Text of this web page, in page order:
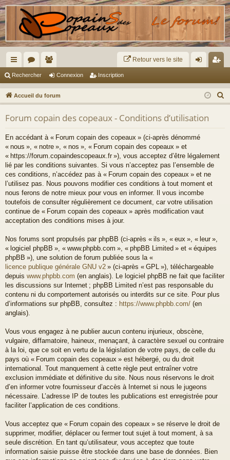
ac
co
ur
ci
s
or
u
m
s
m
br
es
Retour vers le site
ne
xi
on
cri
pti
Rechercher Connexion Inscription
Accueil du forum
e
Forum copain des copeaux - Conditions d’utilisation
En accédant à « Forum copain des copeaux » (ci-après dénommé
« nous », « notre », « nos », « Forum copain des copeaux » et
« https://forum.copaindescopeaux.fr »), vous acceptez d’être légalement
lié par les conditions suivantes. Si vous n’acceptez pas l’ensemble de
ces conditions, n’accédez pas à « Forum copain des copeaux » et ne
l’utilisez pas. Nous pouvons modifier ces conditions à tout moment et
nous ferons de notre mieux pour vous en informer. Il vous incombe
toutefois de consulter régulièrement ce document, car votre utilisation
continue de « Forum copain des copeaux » après modification vaut
acceptation des conditions mises à jour.
Nos forums sont propulsés par phpBB (ci-après « ils », « eux », « leur »,
« logiciel phpBB », « www.phpbb.com », « phpBB Limited » et « équipes
phpBB »), une solution de forum publiée sous la «
licence publique générale GNU v2 » (ci-après « GPL »), téléchargeable
depuis www.phpbb.com (en anglais). Le logiciel phpBB ne fait que faciliter
les discussions sur Internet ; phpBB Limited n’est pas responsable du
contenu ni du comportement autorisés ou interdits sur ce site. Pour plus
d’informations sur phpBB, consultez : https://www.phpbb.com/ (en
anglais).
Vous vous engagez à ne publier aucun contenu injurieux, obscène,
vulgaire, diffamatoire, haineux, menaçant, à caractère sexuel ou contraire
à la loi, que ce soit en vertu de la législation de votre pays, de celle du
pays où « Forum copain des copeaux » est hébergé, ou du droit
international. Tout manquement à cette règle peut entraîner votre
exclusion immédiate et définitive du site. Nous nous réservons le droit
d’en informer votre fournisseur d’accès à Internet si nous le jugeons
nécessaire. L’adresse IP de toutes les publications est enregistrée pour
faciliter l’application de ces conditions.
Vous acceptez que « Forum copain des copeaux » se réserve le droit de
supprimer, modifier, déplacer ou fermer tout sujet à tout moment, à sa
seule discrétion. En tant qu’utilisateur, vous acceptez que toute
information saisie puisse être stockée dans une base de données. Bien